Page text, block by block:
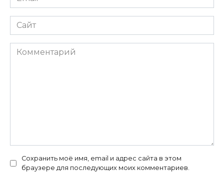
*
Сайт
Комментарий
Сохранить моё имя, email и адрес сайта в этом
браузере для последующих моих комментариев.